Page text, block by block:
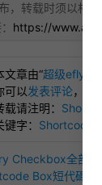
，转载时须以相同
https://
文章由“超级efly
可以 发表评论，并
载请注明：
键字： Shortcode
Checkbox全部勾
Box短代碼提